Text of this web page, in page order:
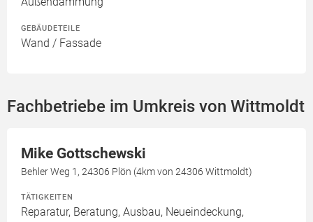
GEBÄUDETEILE
Wand / Fassade
Fachbetriebe im Umkreis von Wittmoldt
Mike Gottschewski
Behler Weg 1, 24306 Plön (4km von 24306 Wittmoldt)
TÄTIGKEITEN
Reparatur, Beratung, Ausbau, Neueindeckung,